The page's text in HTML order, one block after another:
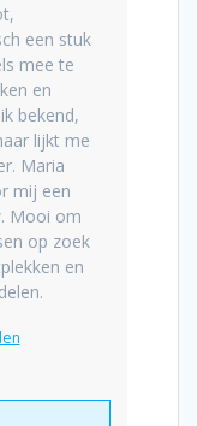
een stuk
mee te
en
bekend,
lijkt me
Maria
mij een
Mooi om
op zoek
en